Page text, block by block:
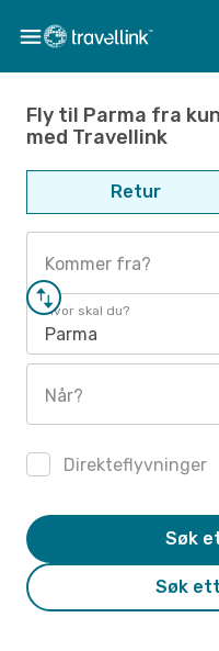
Fly til Parma fra
med Travellink
Retur
Kommer fra?
Hvor skal du?
Parma
Når?
Direkteflyvninger
Søk
Søk